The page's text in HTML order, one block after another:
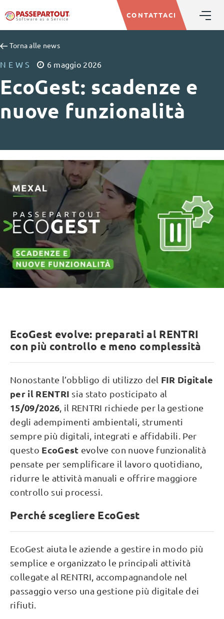
CONTATTACI
Torna alle news
NEWS 6 maggio 2026
EcoGest: scadenze e
nuove funzionalità
EcoGest evolve: preparati al RENTRI
con più controllo e meno complessità
Nonostante l’obbligo di utilizzo del FIR Digitale
per il RENTRI sia stato posticipato al
15/09/2026 , il RENTRI richiede per la gestione
degli adempimenti ambientali, strumenti
sempre più digitali, integrati e affidabili. Per
questo EcoGest evolve con nuove funzionalità
pensate per semplificare il lavoro quotidiano,
ridurre le attività manuali e offrire maggiore
controllo sui processi.
Perché scegliere EcoGest
EcoGest aiuta le aziende a gestire in modo più
semplice e organizzato le principali attività
collegate al RENTRI, accompagnandole nel
passaggio verso una gestione più digitale dei
rifiuti.